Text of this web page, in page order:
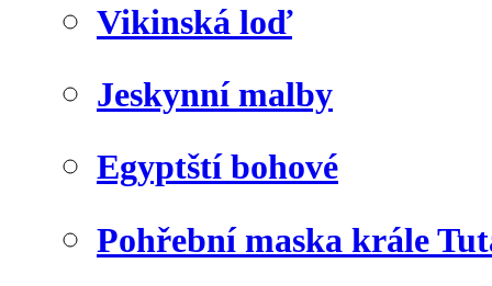
Vikinská loď
Jeskynní malby
Egyptští bohové
Pohřební maska krále